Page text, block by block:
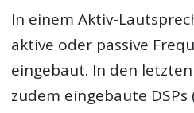
In einem Aktiv-
aktive oder passive
eingebaut. In den
zudem eingebaute DSPs